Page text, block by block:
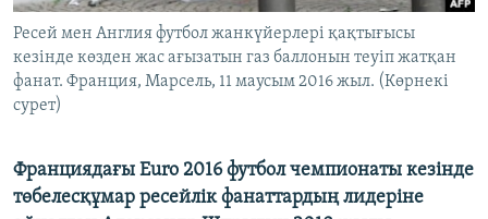
Ресей мен Англия футбол жанкүйерлері қақтығысы
кезінде көзден жас ағызатын газ баллонын теуіп жатқан
фанат. Франция, Марсель, 11 маусым 2016 жыл. (Көрнекі
сурет)
Франциядағы Euro 2016 футбол чемпионаты кезінде
төбелесқұмар ресейлік фанаттардың лидеріне